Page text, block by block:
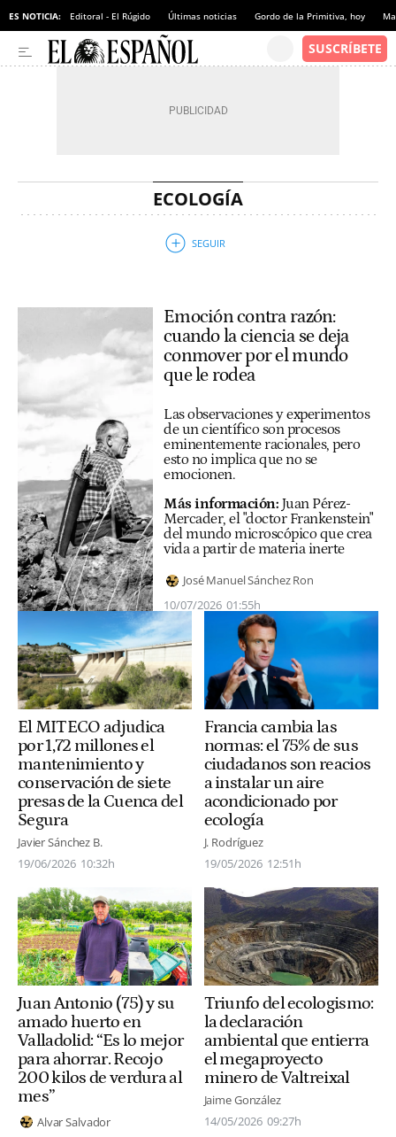
ES NOTICIA: Editoral - El Rúgido Últimas noticias Gordo de la Primitiva, hoy
ECOLOGÍA
Emoción contra razón:
cuando la ciencia se deja
conmover por el mundo
que le rodea
Las observaciones y experimentos
de un científico son procesos
eminentemente racionales, pero
esto no implica que no se
emocionen.
Más información: Juan Pérez-
Mercader, el "doctor Frankenstein"
del mundo microscópico que crea
vida a partir de materia inerte
José Manuel Sánchez Ron
10/07/2026 01:55h
El MITECO adjudica
por 1,72 millones el
mantenimiento y
conservación de siete
presas de la Cuenca del
Segura
Javier Sánchez B.
19/06/2026 10:32h
Francia cambia las
normas: el 75% de sus
ciudadanos son reacios
a instalar un aire
acondicionado por
ecología
J. Rodríguez
19/05/2026 12:51h
Juan Antonio (75) y su
amado huerto en
Valladolid: “Es lo mejor
para ahorrar. Recojo
200 kilos de verdura al
mes”
Alvar Salvador
Triunfo del ecologismo:
la declaración
ambiental que entierra
el megaproyecto
minero de Valtreixal
Jaime González
14/05/2026 09:27h